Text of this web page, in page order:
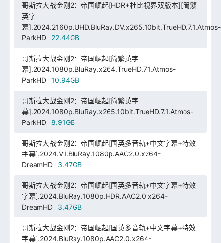
哥斯拉大战金刚2：帝国崛起[HDR+杜比视界双版本][简繁
英字
幕].2024.2160p.UHD.BluRay.DV.x265.10bit.TrueHD.7.1.Atmos-
ParkHD
22.44GB
哥斯拉大战金刚2：帝国崛起[简繁英字
幕].2024.1080p.BluRay.x264.TrueHD.7.1.Atmos-
ParkHD
10.94GB
哥斯拉大战金刚2：帝国崛起[简繁英字
幕].2024.1080p.BluRay.x265.10bit.TrueHD.7.1.Atmos-
ParkHD
8.91GB
哥斯拉大战金刚2：帝国崛起[国英多音轨+中文字幕+特效
字幕].2024.V1.BluRay.1080p.AAC2.0.x264-
DreamHD
3.47GB
哥斯拉大战金刚2：帝国崛起[国英多音轨+中文字幕+特效
字幕].2024.BluRay.1080p.HDR.AAC2.0.x264-
DreamHD
3.47GB
哥斯拉大战金刚2：帝国崛起[国英多音轨+中文字幕+特效
字幕].2024.BluRay.1080p.AAC2.0.x264-